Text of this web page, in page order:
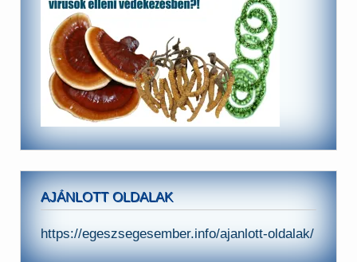
AJÁNLOTT OLDALAK
https://egeszsegesember.info/ajanlott-oldalak/